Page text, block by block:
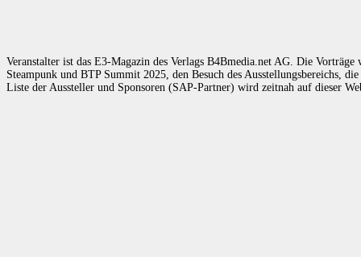
Veranstalter ist das E3-Magazin des Verlags B4Bmedia.net AG. Die
Steampunk und BTP Summit 2025, den Besuch des Ausstellungsbereichs,
Liste der Aussteller und Sponsoren (SAP-Partner) wird zeitnah auf dieser